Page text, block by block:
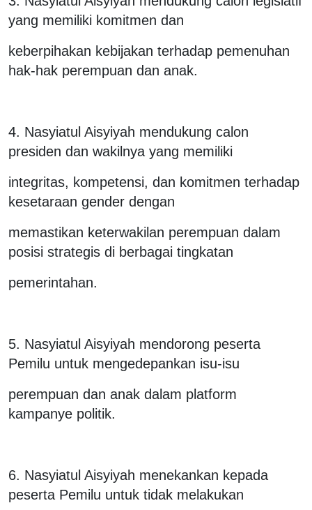
yang memiliki komitmen dan
keberpihakan kebijakan terhadap pemenuhan
hak-hak perempuan dan anak.
4. Nasyiatul Aisyiyah mendukung calon
presiden dan wakilnya yang memiliki
integritas, kompetensi, dan komitmen terhadap
kesetaraan gender dengan
memastikan keterwakilan perempuan dalam
posisi strategis di berbagai tingkatan
pemerintahan.
5. Nasyiatul Aisyiyah mendorong peserta
Pemilu untuk mengedepankan isu-isu
perempuan dan anak dalam platform
kampanye politik.
6. Nasyiatul Aisyiyah menekankan kepada
peserta Pemilu untuk tidak melakukan